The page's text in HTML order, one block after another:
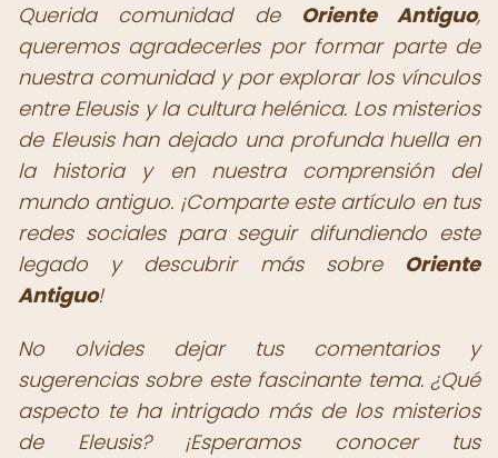
Querida comunidad de Oriente Antiguo,
queremos agradecerles por formar parte de
nuestra comunidad y por explorar los vínculos
entre Eleusis y la cultura helénica. Los misterios
de Eleusis han dejado una profunda huella en
la historia y en nuestra comprensión del
mundo antiguo. ¡Comparte este artículo en tus
redes sociales para seguir difundiendo este
legado y descubrir más sobre Oriente
Antiguo!
No olvides dejar tus comentarios y
sugerencias sobre este fascinante tema. ¿Qué
aspecto te ha intrigado más de los misterios
de Eleusis? ¡Esperamos conocer tus